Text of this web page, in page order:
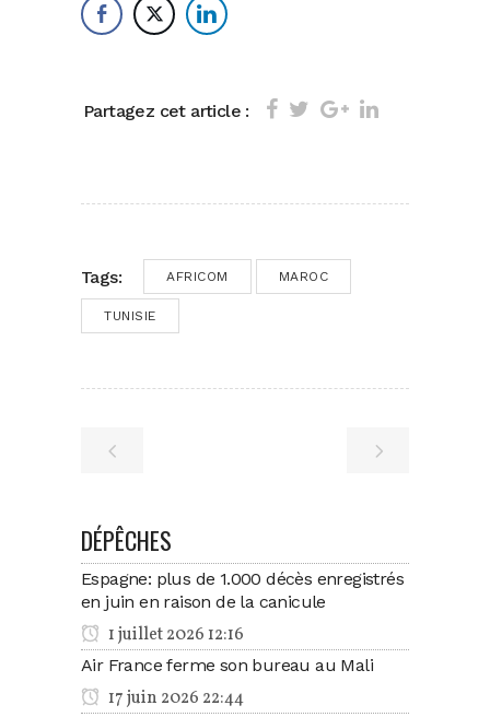
Partagez cet article :
Tags: AFRICOM MAROC
TUNISIE
DÉPÊCHES
Espagne: plus de 1.000 décès enregistrés
en juin en raison de la canicule
1 juillet 2026 12:16
Air France ferme son bureau au Mali
17 juin 2026 22:44